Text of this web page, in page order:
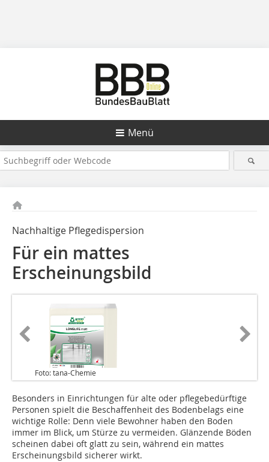
Menü
Nachhaltige Pflegedispersion
Für ein mattes
Erscheinungsbild
Foto: tana-Chemie
Besonders in Einrichtungen für alte oder pflegebedürftige
Personen spielt die Beschaffenheit des Bodenbelags eine
wichtige Rolle: Denn viele Bewohner haben den Boden
immer im Blick, um Stürze zu vermeiden. Glänzende Böden
scheinen dabei oft glatt zu sein, während ein mattes
Erscheinungsbild sicherer wirkt.